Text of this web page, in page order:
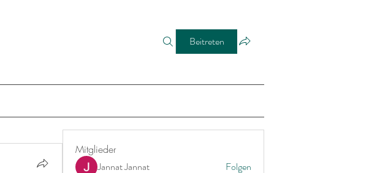
Beitreten
Mitglieder
Jannat Jannat Folgen